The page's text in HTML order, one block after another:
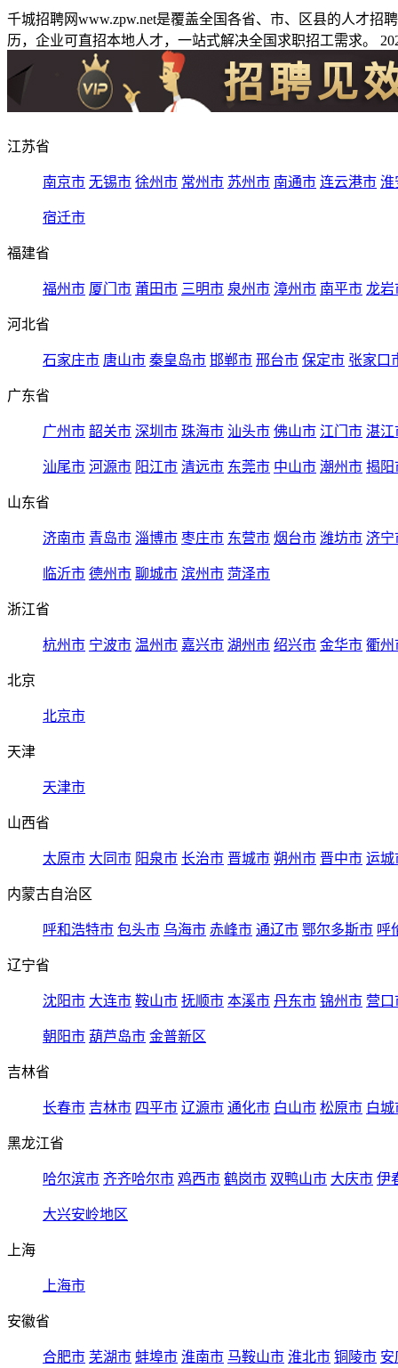
千城招聘网www.zpw.net是覆盖全国各省、市、区县的人才
历，企业可直招本地人才，一站式解决全国求职招工需求。
江苏省
南京市 无锡市 徐州市 常州市 苏州市 南通市 连云港市 淮
宿迁市
福建省
福州市 厦门市 莆田市 三明市 泉州市 漳州市 南平市 龙岩
河北省
石家庄市 唐山市 秦皇岛市 邯郸市 邢台市 保定市 张家口
广东省
广州市 韶关市 深圳市 珠海市 汕头市 佛山市 江门市 湛江
汕尾市 河源市 阳江市 清远市 东莞市 中山市 潮州市 揭阳
山东省
济南市 青岛市 淄博市 枣庄市 东营市 烟台市 潍坊市 济宁
临沂市 德州市 聊城市 滨州市 菏泽市
浙江省
杭州市 宁波市 温州市 嘉兴市 湖州市 绍兴市 金华市 衢州
北京
北京市
天津
天津市
山西省
太原市 大同市 阳泉市 长治市 晋城市 朔州市 晋中市 运城
内蒙古自治区
呼和浩特市 包头市 乌海市 赤峰市 通辽市 鄂尔多斯市 呼
辽宁省
沈阳市 大连市 鞍山市 抚顺市 本溪市 丹东市 锦州市 营口
朝阳市 葫芦岛市 金普新区
吉林省
长春市 吉林市 四平市 辽源市 通化市 白山市 松原市 白城
黑龙江省
哈尔滨市 齐齐哈尔市 鸡西市 鹤岗市 双鸭山市 大庆市 伊
大兴安岭地区
上海
上海市
安徽省
合肥市 芜湖市 蚌埠市 淮南市 马鞍山市 淮北市 铜陵市 安